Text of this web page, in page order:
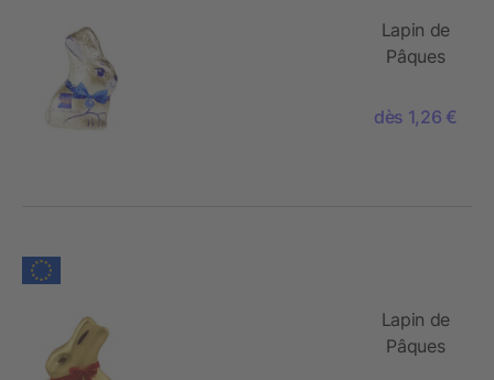
Lapin de
Pâques
produit
dès 1,26 €
Lapin de
Pâques